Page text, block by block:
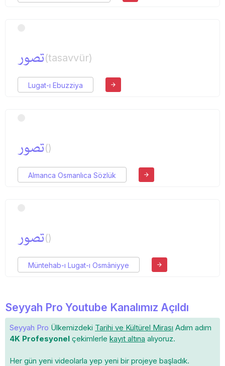
تصور(tasavvür)
Lugat-ı Ebuzziya
تصور()
Almanca Osmanlıca Sözlük
تصور()
Müntehab-ı Lugat-ı Osmâniyye
Seyyah Pro Youtube Kanalımız Açıldı
Seyyah Pro Ülkemizdeki Tarihi ve Kültürel Mirası Adım adım
4K Profesyonel çekimlerle kayıt altına alıyoruz.
Her gün yeni videolarla yep yeni bir projeye başladık.